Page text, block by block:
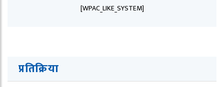
[WPAC_LIKE_SYSTEM]
प्रतिक्रिया